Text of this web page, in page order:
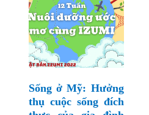
Sống ở Mỹ: Hưởng
thụ cuộc sống đích